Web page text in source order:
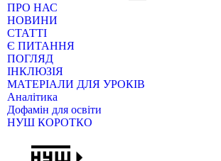
ПРО НАС
НОВИНИ
СТАТТІ
Є ПИТАННЯ
ПОГЛЯД
ІНКЛЮЗІЯ
МАТЕРІАЛИ ДЛЯ УРОКІВ
Аналітика
Дофамін для освіти
НУШ КОРОТКО